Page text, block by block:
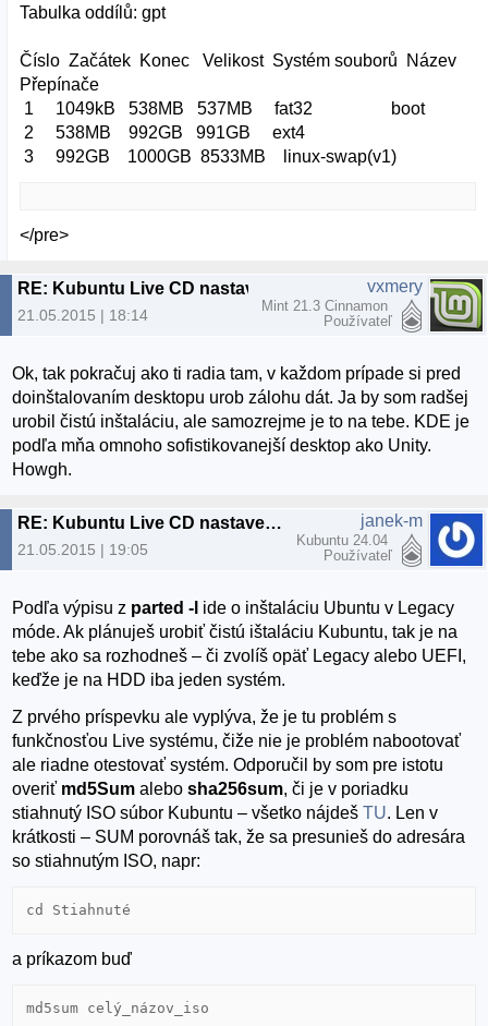
Tabulka oddílů: gpt
Číslo Začátek Konec Velikost Systém souborů Název
Přepínače
1 1049kB 538MB 537MB fat32 boot
2 538MB 992GB 991GB ext4
3 992GB 1000GB 8533MB linux-swap(v1)
</pre>
21.05.2015 | 18:14
vxmery
Mint 21.3 Cinnamon
Používateľ
Ok, tak pokračuj ako ti radia tam, v každom prípade si pred
doinštalovaním desktopu urob zálohu dát. Ja by som radšej
urobil čistú inštaláciu, ale samozrejme je to na tebe. KDE je
podľa mňa omnoho sofistikovanejší desktop ako Unity.
Howgh.
RE: Kubuntu Live CD nastavenie Boot
21.05.2015 | 19:05
janek-m
Kubuntu 24.04
Používateľ
Podľa výpisu z parted -l ide o inštaláciu Ubuntu v Legacy
móde. Ak plánuješ urobiť čistú ištaláciu Kubuntu, tak je na
tebe ako sa rozhodneš – či zvolíš opäť Legacy alebo UEFI,
keďže je na HDD iba jeden systém.
Z prvého príspevku ale vyplýva, že je tu problém s
funkčnosťou Live systému, čiže nie je problém nabootovať
ale riadne otestovať systém. Odporučil by som pre istotu
overiť md5Sum alebosha256sum, či je v poriadku
stiahnutý ISO súbor Kubuntu – všetko nájdeš TU. Len v
krátkosti – SUM porovnáš tak, že sa presunieš do adresára
so stiahnutým ISO, napr:
cd Stiahnuté
a príkazom buď
md5sum celý_názov_iso